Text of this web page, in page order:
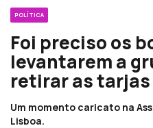
POLÍTICA
Foi preciso os
levantarem a
retirar as
Um momento caricato na
Lisboa.